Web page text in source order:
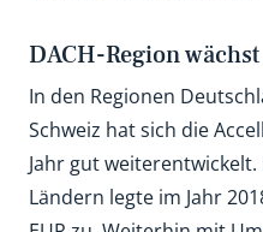
DACH-Region
In den Regionen
Schweiz hat sich die
Jahr gut
Ländern legte im Jahr